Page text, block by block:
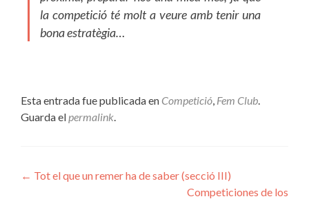
la competició té molt a veure amb tenir una
bona estratègia…
Esta entrada fue publicada en Competició, Fem Club.
Guarda elpermalink.
Navegación
← Tot el que un remer ha de saber (secció III)
Competiciones de los